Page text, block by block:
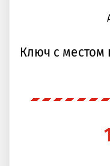
Ключ с местом